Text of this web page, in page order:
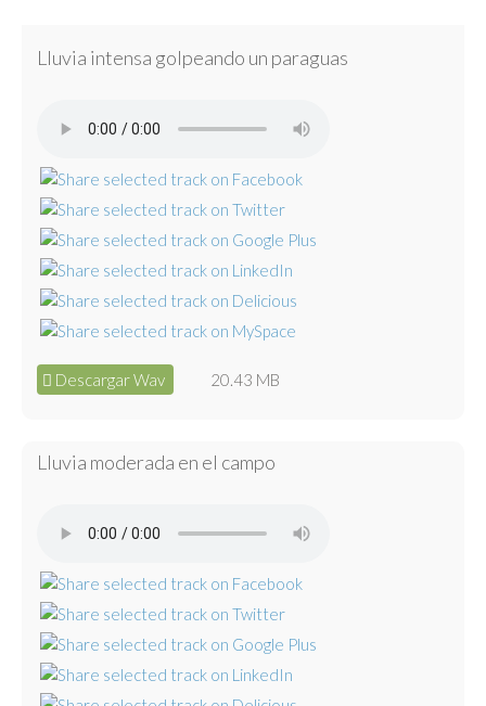
Lluvia intensa golpeando un paraguas
Descargar Wav 20.43 MB
Lluvia moderada en el campo